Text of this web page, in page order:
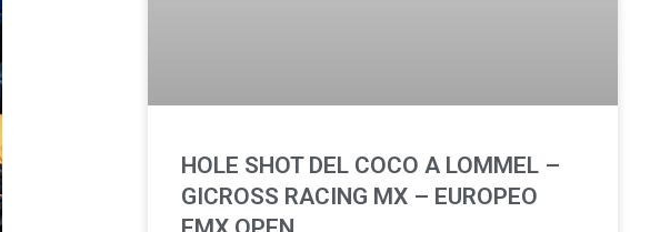
HOLE SHOT DEL COCO A LOMMEL –
GICROSS RACING MX – EUROPEO